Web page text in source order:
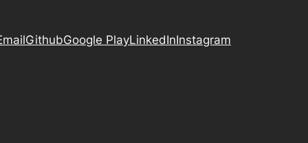
GithubGoogle PlayLinkedInInstagram